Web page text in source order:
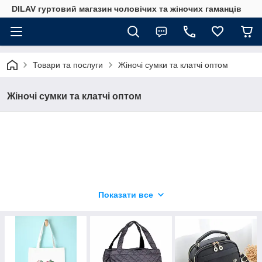
DILAV гуртовий магазин чоловічих та жіночих гаманців
Товари та послуги Жіночі сумки та клатчі оптом
Жіночі сумки та клатчі оптом
Показати все